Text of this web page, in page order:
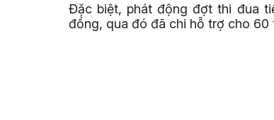
Đặc biệt, phát động đợt thi đua
đồng, qua đó đã chi hỗ trợ cho